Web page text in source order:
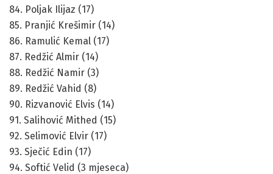
84. Poljak Ilijaz (17)
85. Pranjić Krešimir (14)
86. Ramulić Kemal (17)
87. Redžić Almir (14)
88. Redžić Namir (3)
89. Redžić Vahid (8)
90. Rizvanović Elvis (14)
91. Salihović Mithed (15)
92. Selimović Elvir (17)
93. Sječić Edin (17)
94. Softić Velid (3 mjeseca)